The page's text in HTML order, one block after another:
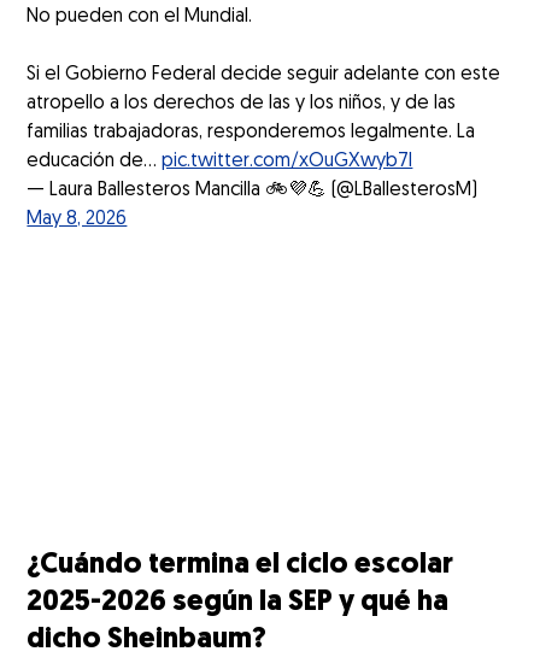
No pueden con el Mundial.
Si el Gobierno Federal decide seguir adelante con este
atropello a los derechos de las y los niños, y de las
familias trabajadoras, responderemos legalmente. La
educación de…pic.twitter.com/xOuGXwyb7I
— Laura Ballesteros Mancilla 🚲💜💪 (@LBallesterosM)
May 8, 2026
¿Cuándo termina el ciclo escolar
2025-2026 según la SEP y qué ha
dicho Sheinbaum?